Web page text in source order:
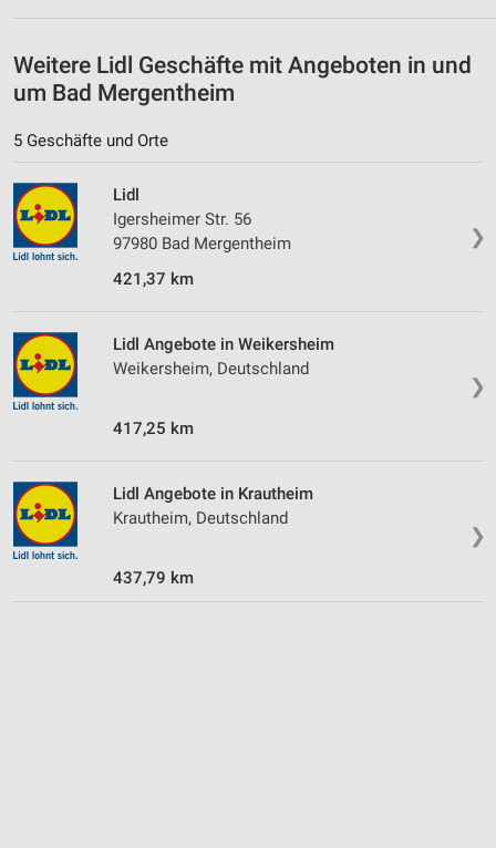
Weitere Lidl Geschäfte mit Angeboten in und
um Bad Mergentheim
5 Geschäfte und Orte
❯
Lidl
Igersheimer Str. 56
97980 Bad Mergentheim
421,37 km
❯
Lidl Angebote in Weikersheim
Weikersheim, Deutschland
417,25 km
❯
Lidl Angebote in Krautheim
Krautheim, Deutschland
437,79 km
Informationen identifizieren
Nicht-IAB-Verarbeitungszwecke:
Funktional
Werbung